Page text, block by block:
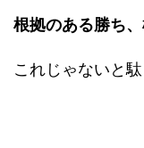
根拠のある勝ち
これじゃないと駄